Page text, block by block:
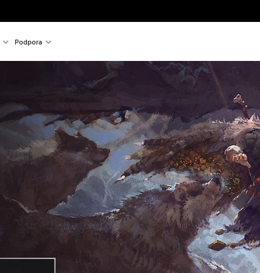
Podpora